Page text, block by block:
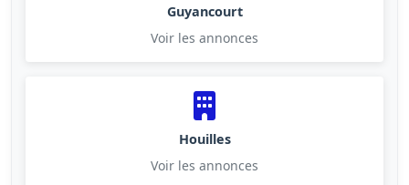
Guyancourt
Voir les annonces
Houilles
Voir les annonces